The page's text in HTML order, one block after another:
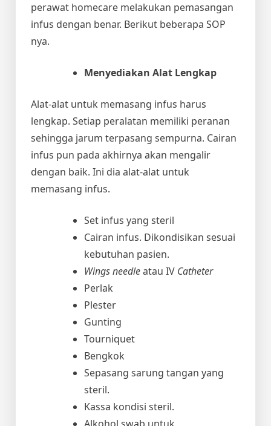
perawat homecare melakukan pemasangan
infus dengan benar. Berikut beberapa SOP
nya.
Menyediakan Alat Lengkap
Alat-alat untuk memasang infus harus
lengkap. Setiap peralatan memiliki peranan
sehingga jarum terpasang sempurna. Cairan
infus pun pada akhirnya akan mengalir
dengan baik. Ini dia alat-alat untuk
memasang infus.
Set infus yang steril
Cairan infus. Dikondisikan sesuai
kebutuhan pasien.
Wings needleatau IV Catheter
Perlak
Plester
Gunting
Tourniquet
Bengkok
Sepasang sarung tangan yang
steril.
Kassa kondisi steril.